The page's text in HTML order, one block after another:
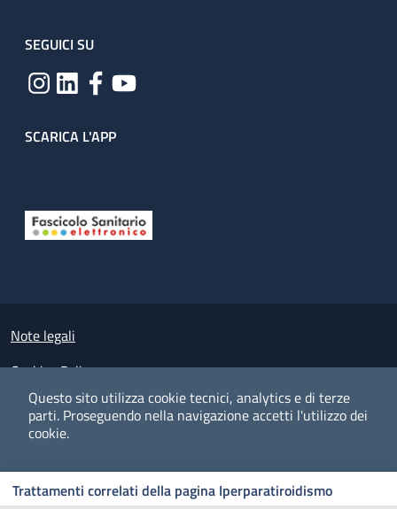
Questo sito utilizza cookie tecnici, analytics e di terze
parti. Proseguendo nella navigazione accetti l'utilizzo dei
cookie.
Trattamenti correlati della pagina Iperparatiroidismo
SEGUICI SU
SCARICA L'APP
Small prints
Note legali
Cookies Policy
Policy privacy e protezione del dato personale
Albo pretorio on-line
Dichiarazione di accessibilità